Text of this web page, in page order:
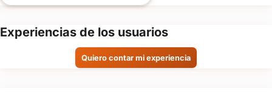
Experiencias de los usuarios
Quiero contar mi experiencia